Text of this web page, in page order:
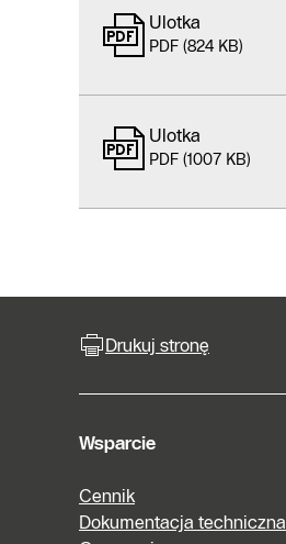
Ulotka
PDF (824 KB)
Ulotka
PDF (1007 KB)
Drukuj stronę
Wsparcie
Cennik
Dokumentacja techniczna